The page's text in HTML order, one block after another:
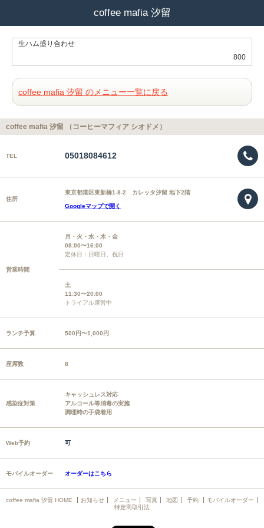
coffee mafia 汐留
生ハム盛り合わせ
800
coffee mafia 汐留 のメニュー一覧に戻る
coffee mafia 汐留 （コーヒーマフィア シオドメ）
TEL 05018084612
住所
東京都港区東新橋1-8-2 カレッタ汐留 地下2階
Googleマップで開く
営業時間
月・火・水・木・金
08:00〜16:00
定休日：日曜日、祝日
土
11:30〜20:00
トライアル運営中
ランチ予算 500円〜1,000円
座席数 8
感染症対策
キャッシュレス対応
アルコール等消毒の実施
調理時の手袋着用
Web予約 可
モバイルオーダー オーダーはこちら
coffee mafia 汐留 HOME お知らせ メニュー 写真 地図 予約
モバイルオーダー
特定商取引法